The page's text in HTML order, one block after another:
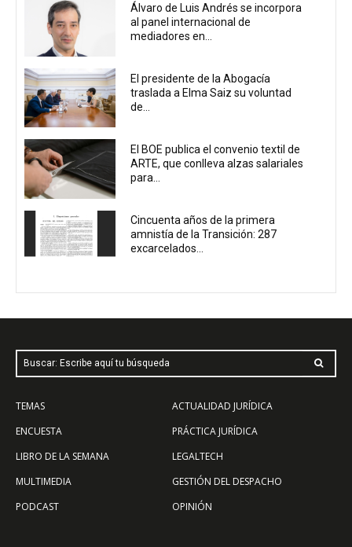
Álvaro de Luis Andrés se incorpora
al panel internacional de
mediadores en...
El presidente de la Abogacía
traslada a Elma Saiz su voluntad
de...
El BOE publica el convenio textil de
ARTE, que conlleva alzas salariales
para...
Cincuenta años de la primera
amnistía de la Transición: 287
excarcelados...
Buscar: Escribe aquí tu búsqueda
TEMAS
ENCUESTA
LIBRO DE LA SEMANA
MULTIMEDIA
PODCAST
ACTUALIDAD JURÍDICA
PRÁCTICA JURÍDICA
LEGALTECH
GESTIÓN DEL DESPACHO
OPINIÓN